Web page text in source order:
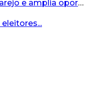
Consumidor 60+ impulsiona o varejo e amplia oportunidades para o comércio ...